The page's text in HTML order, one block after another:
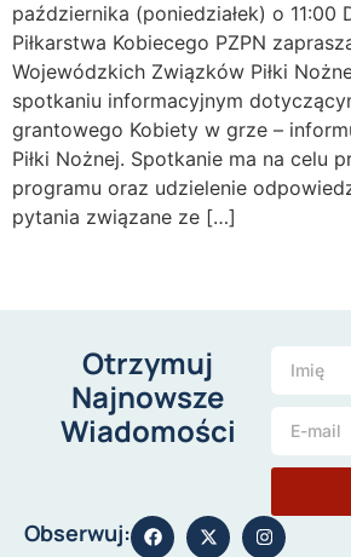
października (poniedziałek) o 11:00
Piłkarstwa Kobiecego PZPN
Wojewódzkich Związków Piłki
spotkaniu informacyjnym
grantowego Kobiety w grze –
Piłki Nożnej. Spotkanie ma na celu
programu oraz udzielenie
pytania związane ze […]
Otrzymuj
Najnowsze
Wiadomości
Obserwuj: